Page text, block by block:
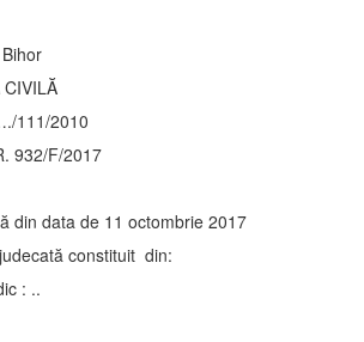
111/2010
932/F/2017
din data de 11 octombrie 2017
constituit din:
: ..